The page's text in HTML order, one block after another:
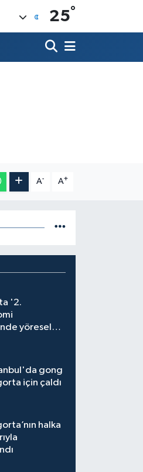
25°
A- A+
'2.
yöresel
gong
için çaldı
halka